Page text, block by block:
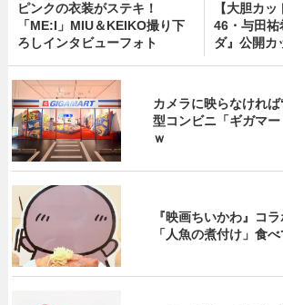
ピンクの衣装がステキ！
「ME:I」MIU＆KEIKO撮り下
ろしインタビューフォト
【大胆カ
46・与田
ダ』公開カ
カメラに映らなけれ
型コンビニ「ギガマ
ｗ
『映画ちいかわ』コ
「人魚の煮付け」食